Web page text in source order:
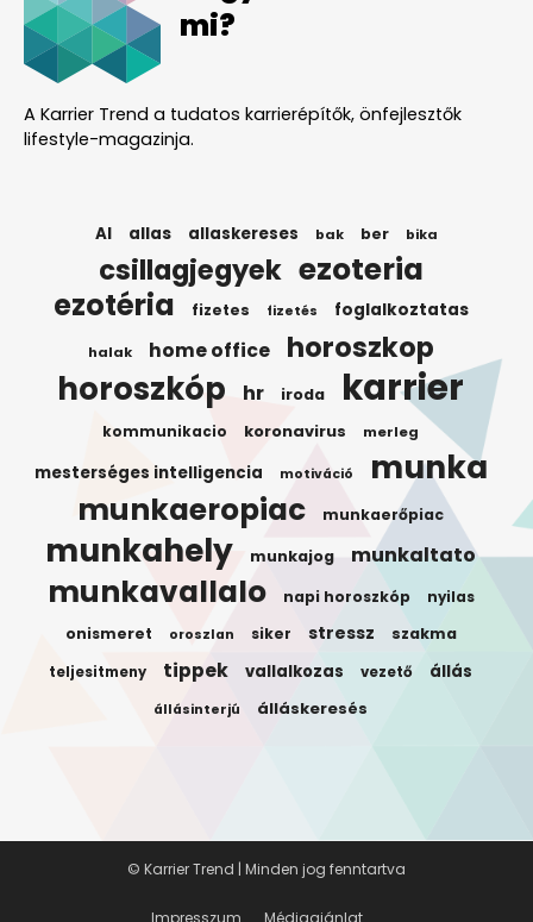
mi?
A Karrier Trend a tudatos karrierépítők, önfejlesztők
lifestyle-magazinja.
AI allas allaskereses bak ber bika
csillagjegyek ezoteria
ezotéria fizetes fizetés foglalkoztatas
halak home office horoszkop
horoszkóp hr iroda karrier
kommunikacio koronavirus merleg
mesterséges intelligencia motiváció munka
munkaeropiac munkaerőpiac
munkahely munkajog munkaltato
munkavallalo napi horoszkóp nyilas
onismeret oroszlan siker stressz szakma
teljesitmeny tippek vallalkozas vezető állás
állásinterjú álláskeresés
Impresszum Médiaajánlat
© Karrier Trend | Minden jog fenntartva